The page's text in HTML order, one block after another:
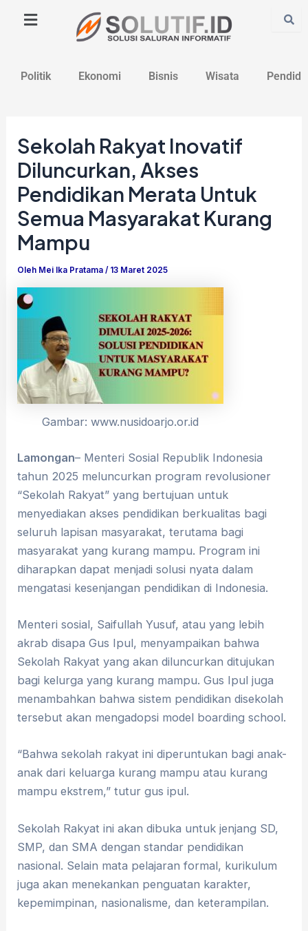
Politik Ekonomi Bisnis Wisata
Sekolah Rakyat Inovatif
Diluncurkan, Akses
Pendidikan Merata Untuk
Semua Masyarakat Kurang
Mampu
Oleh Mei Ika Pratama/ 13 Maret 2025
Gambar: www.nusidoarjo.or.id
Lamongan– Menteri Sosial Republik Indonesia
tahun 2025 meluncurkan program revolusioner
“Sekolah Rakyat” yang bertujuan untuk
menyediakan akses pendidikan berkualitas bagi
seluruh lapisan masyarakat, terutama bagi
masyarakat yang kurang mampu. Program ini
diharapkan dapat menjadi solusi nyata dalam
mengatasi kesenjangan pendidikan di Indonesia.
Menteri sosial, Saifullah Yusuf, atau yang lebih
akrab disapa Gus Ipul, menyampaikan bahwa
Sekolah Rakyat yang akan diluncurkan ditujukan
bagi kelurga yang kurang mampu. Gus Ipul juga
menambahkan bahwa sistem pendidikan disekolah
tersebut akan mengadopsi model boarding school.
“Bahwa sekolah rakyat ini diperuntukan bagi anak-
anak dari keluarga kurang mampu atau kurang
mampu ekstrem,” tutur gus ipul.
Sekolah Rakyat ini akan dibuka untuk jenjang SD,
SMP, dan SMA dengan standar pendidikan
nasional. Selain mata pelajaran formal, kurikulum
juga akan menekankan penguatan karakter,
kepemimpinan, nasionalisme, dan keterampilan.
navigation